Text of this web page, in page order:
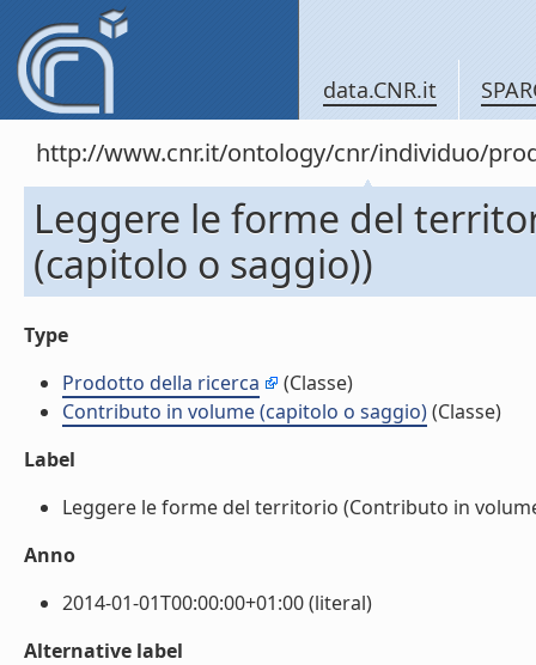
data.CNR.it
http://www.cnr.it/ontology/cnr/individuo/
Leggere le forme del
(capitolo o saggio))
Type
Prodotto della ricerca
(Classe)
Contributo in volume (capitolo o saggio)(Classe)
Label
Leggere le forme del territorio (Contributo in
Anno
2014-01-01T00:00:00+01:00 (literal)
Alternative label